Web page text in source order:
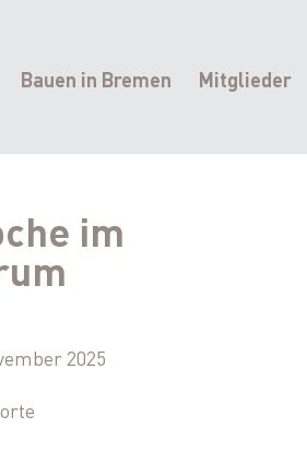
Bauen in Bremen Mitglieder
im
2025